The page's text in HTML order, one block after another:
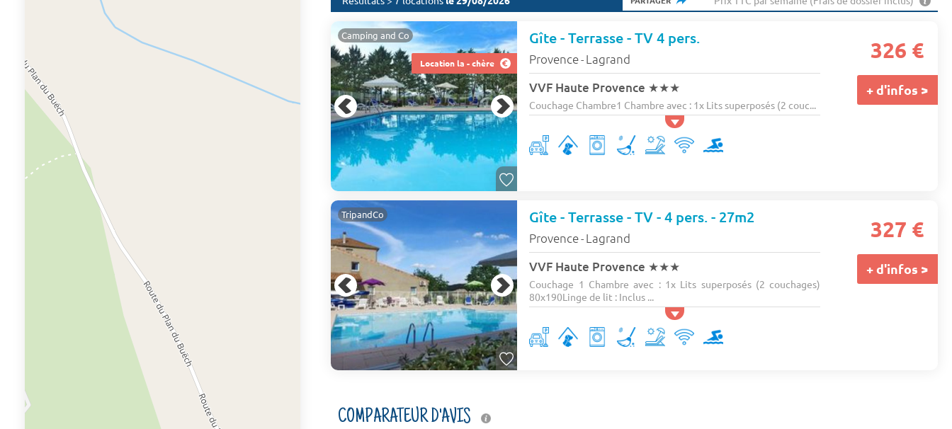
Location la - chère
Camping and Co Gîte - Terrasse - TV 4 pers.
Provence- Lagrand
VVF Haute Provence ★★★
Couchage Chambre1 Chambre avec : 1x Lits superposés (2 couc...
326 €
+ d'infos >
TripandCo Gîte - Terrasse - TV - 4 pers. - 27m2
Provence- Lagrand
VVF Haute Provence ★★★
Couchage 1 Chambre avec : 1x Lits superposés (2 couchages)
80x190Linge de lit : Inclus ...
327 €
+ d'infos >
COMPARATEUR D'AVIS